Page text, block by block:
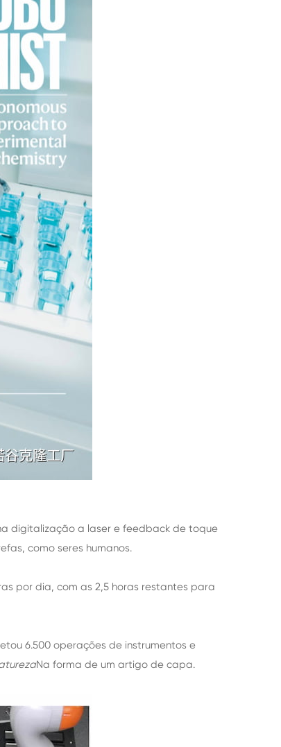
digitalização a laser e feedback de toque
como seres humanos.
por dia, com as 2,5 horas restantes para
6.500 operações de instrumentos e
Na forma de um artigo de capa.